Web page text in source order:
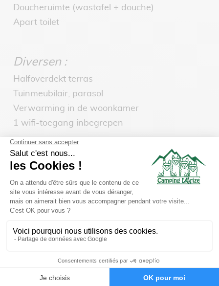
Doucheruimte (wastafel + douche)
Apart toilet
Diversen :
Halfoverdekt terras
Tuinmeubilair, parasol
Verwarming in de woonkamer
1 wifi-toegang inbegrepen
PLAN VAN DE HUURWONING
PRIJZEN EN BESCHIKBAARHEID